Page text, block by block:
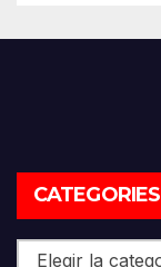
CATEGORIES
Categories